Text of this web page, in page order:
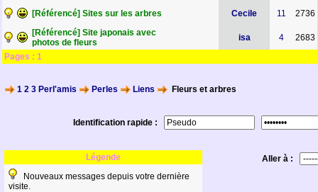
[Référencé] Sites sur les arbres Cecile 11
2736
[Référencé] Site japonais avec
photos de fleurs
isa 4
2683
Pages : 1
1 2 3 Perl'amis Perles Liens Fleurs et arbres
Identification rapide :
Légende
Nouveaux messages depuis votre dernière
visite.
Aller à :